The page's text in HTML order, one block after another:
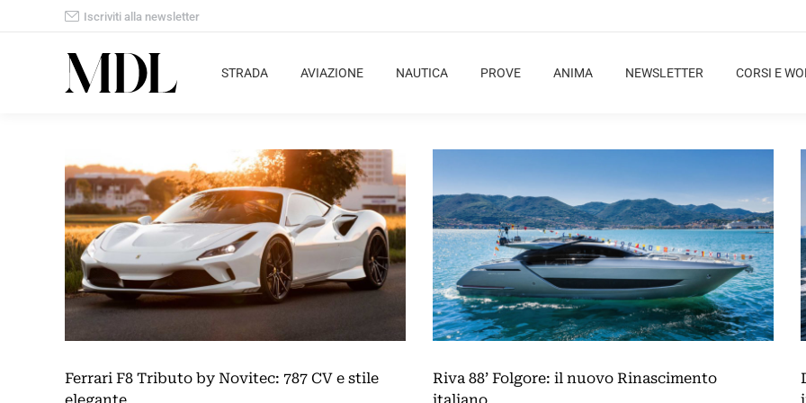
Iscriviti alla newsletter
STRADA AVIAZIONE NAUTICA PROVE ANIMA NEWSLETTER CORSI E
Ferrari F8 Tributo by Novitec: 787 CV e stile
Riva 88’ Folgore: il nuovo Rinascimento